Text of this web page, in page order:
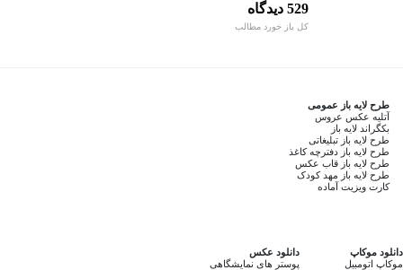
529 دیدگاه
کل باز خورد مطالب
طرح لایه باز عمومی
آتلیه عکس عروس
بکگراند لایه باز
طرح لایه باز تبلیغاتی
طرح لایه باز دفترچه کاغذ
طرح لایه باز قاب عکس
طرح لایه باز مهد کودک
کارت ویزیت آماده
دانلود موکاپ
موکاپ اتومبیل
دانلود عکس
پوستر های نمایشگاهی